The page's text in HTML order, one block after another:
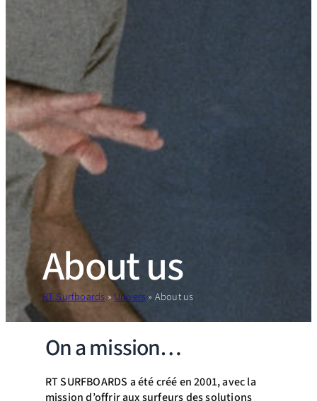
About us
RT Surfboards »Univers»About us
On a mission…
RT SURFBOARDS a été créé en 2001, avec la
mission d’offrir aux surfeurs des solutions